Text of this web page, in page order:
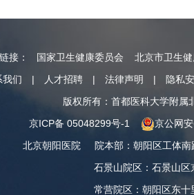
接： 国家卫生健康委员会 北京市卫生
我们
| 人才招聘 | 法律声明 | 隐私
版权所有：首都医科大学附属
京ICP备 05048299号-1
京公网
北京朝阳医院
院本部 ： 朝阳区工体南
石景山院区 ： 石景山区
常营院区 ： 朝阳区东十